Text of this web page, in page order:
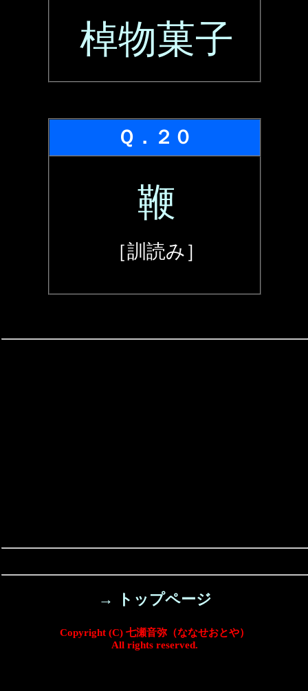
棹物菓子
Ｑ．２０
鞭
［訓読み］
→ トップページ
Copyright (C) 七瀬音弥（ななせおとや）
All rights reserved.